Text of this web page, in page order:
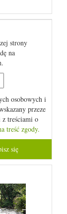
strony
na
osobowych i
przeze
z treściami o
treść zgody.